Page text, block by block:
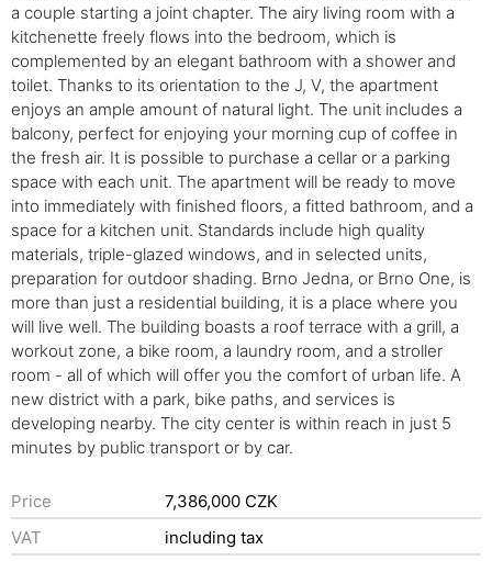
a couple starting a joint chapter. The airy living room with a
kitchenette freely flows into the bedroom, which is
complemented by an elegant bathroom with a shower and
toilet. Thanks to its orientation to the J, V, the apartment
enjoys an ample amount of natural light. The unit includes a
balcony, perfect for enjoying your morning cup of coffee in
the fresh air. It is possible to purchase a cellar or a parking
space with each unit. The apartment will be ready to move
into immediately with finished floors, a fitted bathroom, and a
space for a kitchen unit. Standards include high quality
materials, triple-glazed windows, and in selected units,
preparation for outdoor shading. Brno Jedna, or Brno One, is
more than just a residential building, it is a place where you
will live well. The building boasts a roof terrace with a grill, a
workout zone, a bike room, a laundry room, and a stroller
room - all of which will offer you the comfort of urban life. A
new district with a park, bike paths, and services is
developing nearby. The city center is within reach in just 5
minutes by public transport or by car.
Price
7,386,000 CZK
VAT
including tax